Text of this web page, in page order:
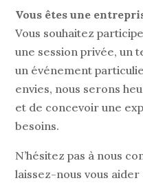
Vous êtes une
Vous souhaitez
une session privée, un
un événement
envies, nous serons
et de concevoir une
besoins.
N’hésitez pas à nous
laissez-nous vous